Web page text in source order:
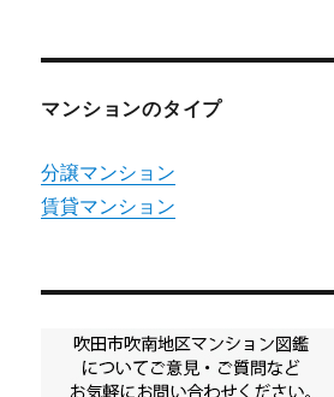
マンションのタイプ
分譲マンション
賃貸マンション